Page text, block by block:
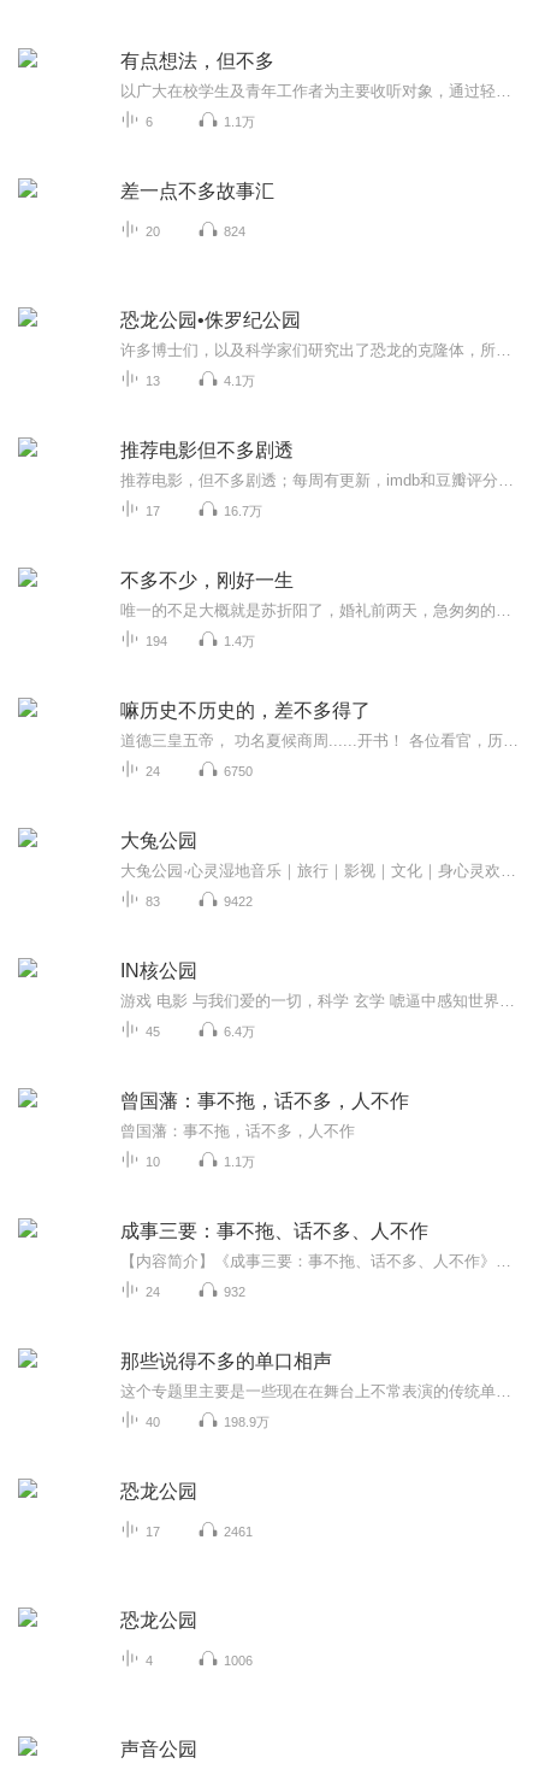
有点想法，但不多
6 1.1万
差一点不多故事汇
20 824
恐龙公园•侏罗纪公园
13 4.1万
推荐电影但不多剧透
17 16.7万
不多不少，刚好一生
194 1.4万
嘛历史不历史的，差不多得了
24 6750
大兔公园
83 9422
IN核公园
45 6.4万
曾国藩：事不拖，话不多，人不作
曾国藩：事不拖，话不多，人不作
10 1.1万
成事三要：事不拖、话不多、人不作
24 932
那些说得不多的单口相声
40 198.9万
恐龙公园
17 2461
恐龙公园
4 1006
声音公园